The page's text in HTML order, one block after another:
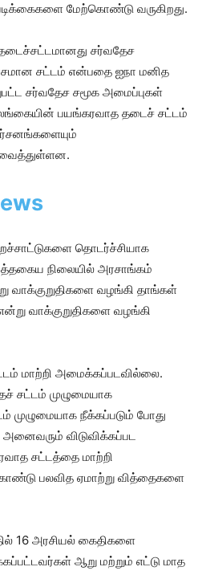
மேற்கொண்டு வருகிறது.
சர்வதேச
சட்டம் என்பதை ஐநா மனித
சர்வதேச சமூக அமைப்புகள்
பயங்கரவாத தடைச் சட்டம்
வைத்துள்ளன.
தொடர்ச்சியாக
நிலையில் அரசாங்கம்
வாக்குறுதிகளை வழங்கி தாங்கள்
வாக்குறுதிகளை வழங்கி
மாற்றி அமைக்கப்படவில்லை.
சட்டம் முழுமையாக
முழுமையாக நீக்கப்படும் போது
விடுவிக்கப்பட
சட்டத்தை மாற்றி
பலவித ஏமாற்று வித்தைகளை
16 அரசியல் கைதிகளை
ஆறு மற்றும் எட்டு மாத